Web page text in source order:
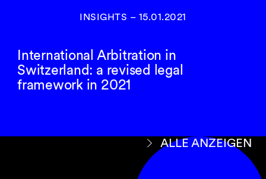
INSIGHTS – 15.01.2021
International Arbitration in
Switzerland: a revised legal
framework in 2021
ALLE ANZEIGEN